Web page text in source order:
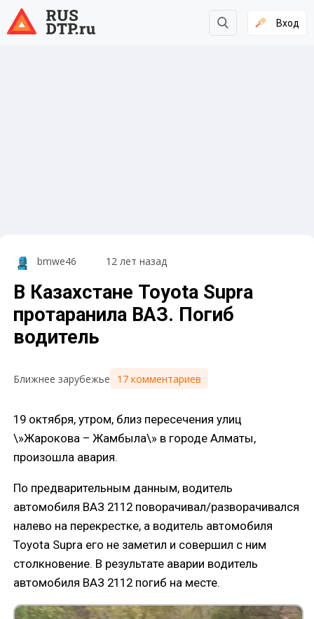
Вход
bmwe46 12 лет назад
В Казахстане Toyota Supra
протаранила ВАЗ. Погиб
водитель
Ближнее зарубежье 17 комментариев
19 октября, утром, близ пересечения улиц
\»Жарокова – Жамбыла\» в городе Алматы,
произошла авария.
По предварительным данным, водитель
автомобиля ВАЗ 2112 поворачивал/разворачивался
налево на перекрестке, а водитель автомобиля
Toyota Supra его не заметил и совершил с ним
столкновение. В результате аварии водитель
автомобиля ВАЗ 2112 погиб на месте.